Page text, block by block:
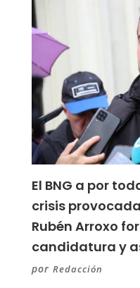
El BNG a por
crisis
Rubén Arroxo
candidatura y
por Redacción